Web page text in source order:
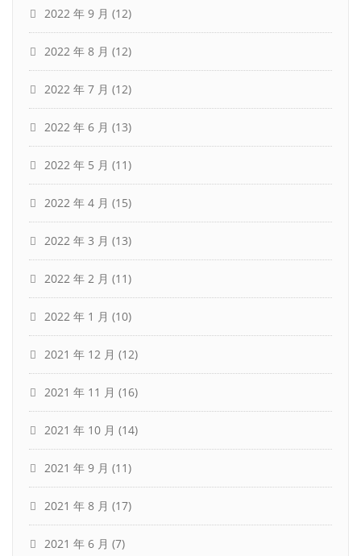
2022 年 9 月 (12)
2022 年 8 月 (12)
2022 年 7 月 (12)
2022 年 6 月 (13)
2022 年 5 月 (11)
2022 年 4 月 (15)
2022 年 3 月 (13)
2022 年 2 月 (11)
2022 年 1 月 (10)
2021 年 12 月 (12)
2021 年 11 月 (16)
2021 年 10 月 (14)
2021 年 9 月 (11)
2021 年 8 月 (17)
2021 年 6 月 (7)